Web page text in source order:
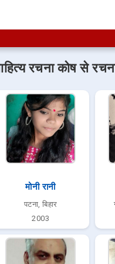
रचना कोष से
मोनी रानी
पटना, बिहार
2003